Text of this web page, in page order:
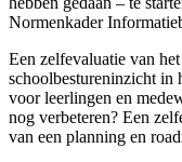
Normenkader
Een zelfevaluatie van het
schoolbestureninzicht in
voor leerlingen en
nog verbeteren? Een
van een planning en